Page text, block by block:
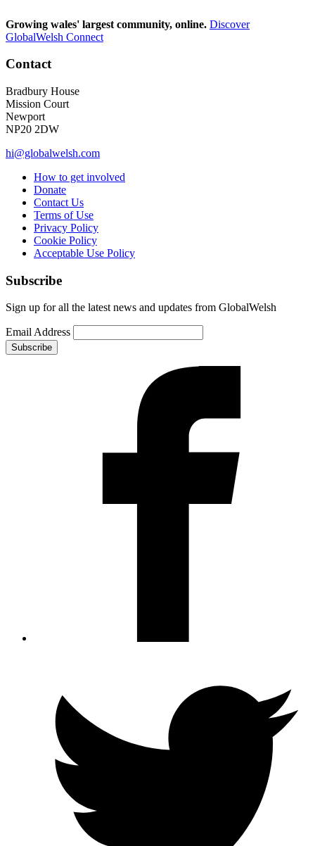
Growing wales' largest community, online. Discover
GlobalWelsh Connect
Contact
Bradbury House
Mission Court
Newport
NP20 2DW
hi@globalwelsh.com
How to get involved
Donate
Contact Us
Terms of Use
Privacy Policy
Cookie Policy
Acceptable Use Policy
Subscribe
Sign up for all the latest news and updates from GlobalWelsh
Email Address
Subscribe